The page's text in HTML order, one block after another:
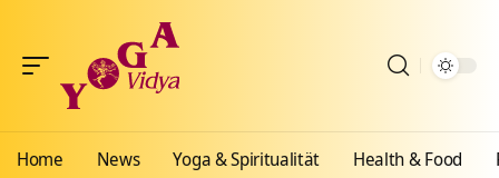
Home News Yoga & Spiritualität Health & Food